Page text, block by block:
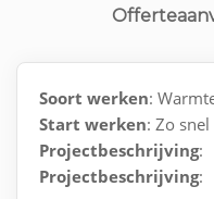
Soort werken:
Start werken: Zo
Projectbeschrijving:
Projectbeschrijving: